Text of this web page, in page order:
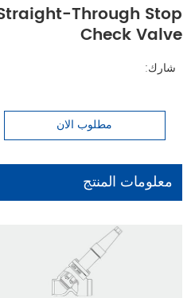
Through Stop
Check Valve
شارك:
مطلوب الان
معلومات المنتج